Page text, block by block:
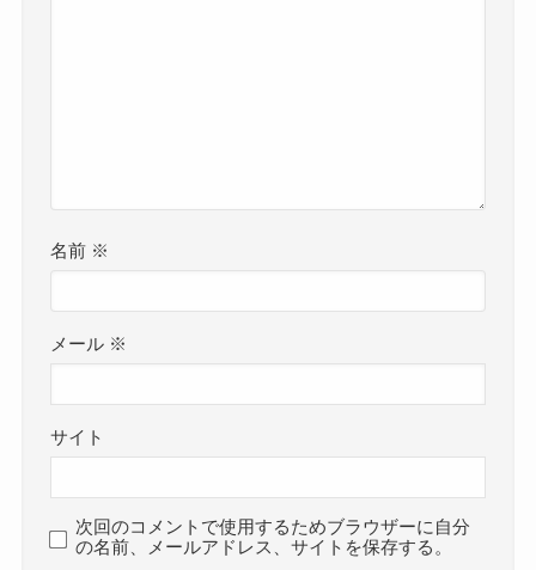
名前 ※
メール ※
サイト
次回のコメントで使用するためブラウザーに自分
の名前、メールアドレス、サイトを保存する。